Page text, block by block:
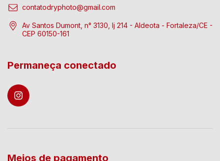
contatodryphoto@gmail.com
Av Santos Dumont, n° 3130, lj 214 - Aldeota - Fortaleza/CE -
CEP 60150-161
Permaneça conectado
Meios de pagamento